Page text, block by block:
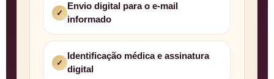
✓
Envio digital para o e-mail
informado
✓
Identificação médica e assinatura
digital